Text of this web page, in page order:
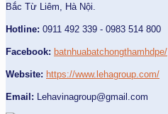
Bắc Từ Liêm, Hà Nội.
Hotline: 0911 492 339 - 0983 514 800
Facebook: batnhuabatchongthamhdpe/
Website: https://www.lehagroup.com/
Email: Lehavinagroup@gmail.com